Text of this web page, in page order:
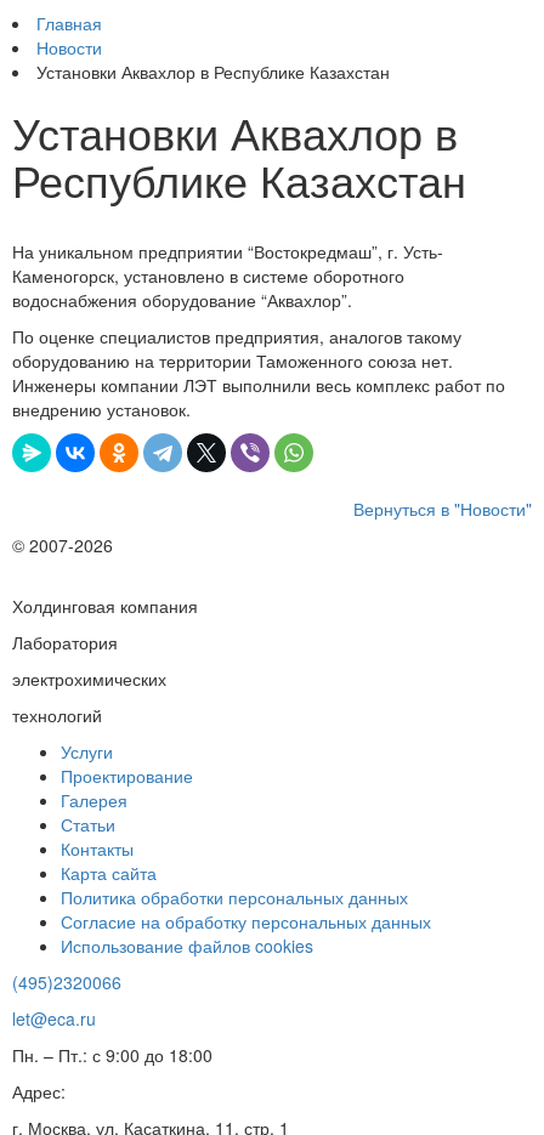
Главная
Новости
Установки Аквахлор в Республике Казахстан
Установки Аквахлор в
Республике Казахстан
На уникальном предприятии “Востокредмаш”, г. Усть-
Каменогорск, установлено в системе оборотного
водоснабжения оборудование “Аквахлор”.
По оценке специалистов предприятия, аналогов такому
оборудованию на территории Таможенного союза нет.
Инженеры компании ЛЭТ выполнили весь комплекс работ по
внедрению установок.
Вернуться в "Новости"
© 2007-2026
Холдинговая компания
Лаборатория
электрохимических
технологий
Услуги
Проектирование
Галерея
Статьи
Контакты
Карта сайта
Политика обработки персональных данных
Согласие на обработку персональных данных
Использование файлов cookies
(495)2320066
let@eca.ru
Пн. – Пт.: с 9:00 до 18:00
Адрес:
г. Москва, ул. Касаткина, 11, стр. 1